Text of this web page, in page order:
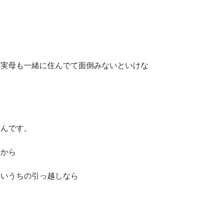
母も一緒に住んでて面倒みないといけな
です。
ら
うちの引っ越しなら